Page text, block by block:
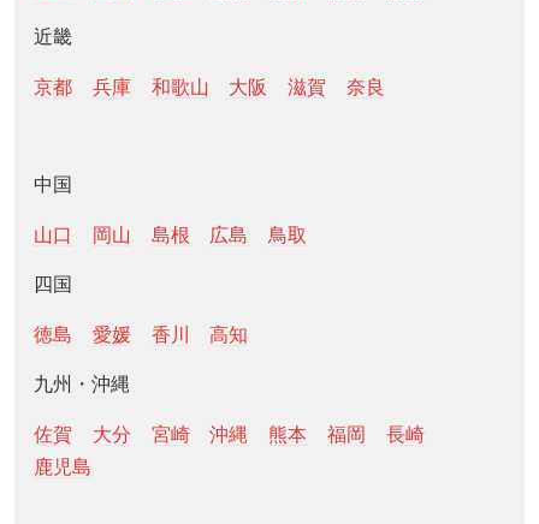
近畿
京都 兵庫 和歌山 大阪 滋賀 奈良
中国
山口 岡山 島根 広島 鳥取
四国
徳島 愛媛 香川 高知
九州・沖縄
佐賀 大分 宮崎 沖縄 熊本 福岡
長崎
鹿児島